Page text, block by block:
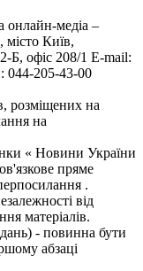
онлайн-медіа –
Київ,
офіс 208/1 E-mail:
044-205-43-00
розміщених на
на
« Новини України
пряме
.
від
матеріалів.
- повинна бути
абзаці